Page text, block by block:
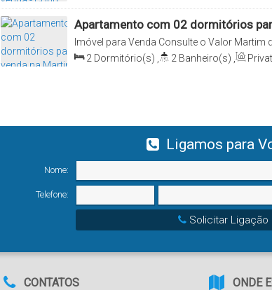
Terreno:
3000.00
Apartamento com 02 dormitórios
de Sá - Caraguatatuba/SP
Consulte o Valor
Imóvel para Venda
Martim
São Paulo, Brasil
2 Dormitório(s) 2 Banheiro(s)
Ligamos para
Nome:
Telefone:
Solicitar Ligação
CONTATOS ONDE